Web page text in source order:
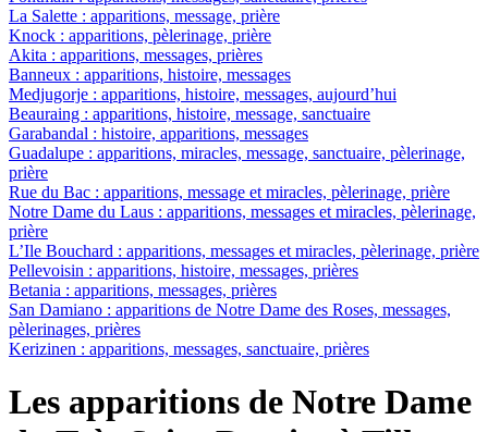
La Salette : apparitions, message, prière
Knock : apparitions, pèlerinage, prière
Akita : apparitions, messages, prières
Banneux : apparitions, histoire, messages
Medjugorje : apparitions, histoire, messages, aujourd’hui
Beauraing : apparitions, histoire, message, sanctuaire
Garabandal : histoire, apparitions, messages
Guadalupe : apparitions, miracles, message, sanctuaire, pèlerinage,
prière
Rue du Bac : apparitions, message et miracles, pèlerinage, prière
Notre Dame du Laus : apparitions, messages et miracles, pèlerinage,
prière
L’Ile Bouchard : apparitions, messages et miracles, pèlerinage, prière
Pellevoisin : apparitions, histoire, messages, prières
Betania : apparitions, messages, prières
San Damiano : apparitions de Notre Dame des Roses, messages,
pèlerinages, prières
Kerizinen : apparitions, messages, sanctuaire, prières
Les apparitions de Notre Dame